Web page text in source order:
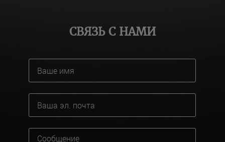
СВЯЗЬ С НАМИ